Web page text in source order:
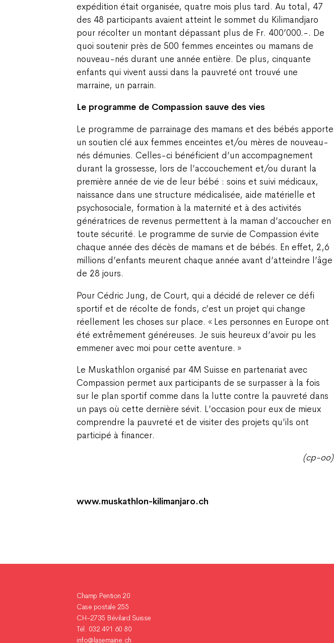
expédition était organisée, quatre mois plus tard. Au total, 47
des 48 participants avaient atteint le sommet du Kilimandjaro
pour récolter un montant dépassant plus de Fr. 400’000.-. De
quoi soutenir près de 500 femmes enceintes ou mamans de
nouveau-nés durant une année entière. De plus, cinquante
enfants qui vivent aussi dans la pauvreté ont trouvé une
marraine, un parrain.
Le programme de Compassion sauve des vies
Le programme de parrainage des mamans et des bébés apporte
un soutien clé aux femmes enceintes et/ou mères de nouveau-
nés démunies. Celles-ci bénéficient d’un accompagnement
durant la grossesse, lors de l’accouchement et/ou durant la
première année de vie de leur bébé : soins et suivi médicaux,
naissance dans une structure médicalisée, aide matérielle et
psychosociale, formation à la maternité et à des activités
génératrices de revenus permettent à la maman d’accoucher en
toute sécurité. Le programme de survie de Compassion évite
chaque année des décès de mamans et de bébés. En effet, 2,6
millions d’enfants meurent chaque année avant d’atteindre l’âge
de 28 jours.
Pour Cédric Jung, de Court, qui a décidé de relever ce défi
sportif et de récolte de fonds, c’est un projet qui change
réellement les choses sur place. « Les personnes en Europe ont
été extrêmement généreuses. Je suis heureux d’avoir pu les
emmener avec moi pour cette aventure. »
Le Muskathlon organisé par 4M Suisse en partenariat avec
Compassion permet aux participants de se surpasser à la fois
sur le plan sportif comme dans la lutte contre la pauvreté dans
un pays où cette dernière sévit. L’occasion pour eux de mieux
comprendre la pauvreté et de visiter des projets qu’ils ont
participé à financer.
(cp-oo)
www.muskathlon-kilimanjaro.ch
Champ Pention 20
Case postale 255
CH-2735 Bévilard Suisse
Tél. 032 491 60 80
info@lasemaine.ch